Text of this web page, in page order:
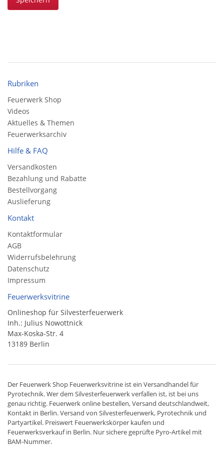
Rubriken
Feuerwerk Shop
Videos
Aktuelles & Themen
Feuerwerksarchiv
Hilfe & FAQ
Versandkosten
Bezahlung und Rabatte
Bestellvorgang
Auslieferung
Kontakt
Kontaktformular
AGB
Widerrufsbelehrung
Datenschutz
Impressum
Feuerwerksvitrine
Onlineshop für Silvesterfeuerwerk
Inh.: Julius Nowottnick
Max-Koska-Str. 4
13189 Berlin
Der Feuerwerk Shop Feuerwerksvitrine ist ein Versandhandelfür
Pyrotechnik. Wer dem Silvesterfeuerwerk verfallen ist, ist bei uns
genau richtig. Feuerwerk online bestellen,Versand deutschlandweit,
Kontakt in Berlin. Versand von Silvesterfeuerwerk, Pyrotechnik und
Partyartikel. Preiswert Feuerwerkskörper kaufen und
Feuerwerksverkauf in Berlin. Nur sichere geprüfte Pyro-Artikel mit
BAM-Nummer.